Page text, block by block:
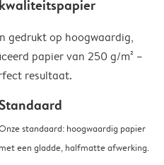
gedrukt op hoogwaardig,
papier van 250 g/m² –
resultaat.
Standaard
standaard: hoogwaardig papier
met een gladde, halfmatte afwerking.